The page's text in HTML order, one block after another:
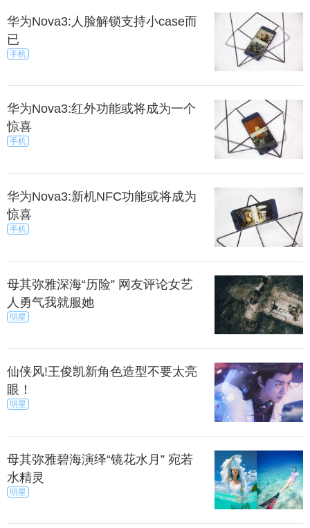
华为Nova3:人脸解锁支持小case而
已
手机
华为Nova3:红外功能或将成为一个
惊喜
手机
华为Nova3:新机NFC功能或将成为
惊喜
手机
母其弥雅深海“历险” 网友评论女艺
人勇气我就服她
明星
仙侠风!王俊凯新角色造型不要太亮
眼！
明星
母其弥雅碧海演绎“镜花水月” 宛若
水精灵
明星